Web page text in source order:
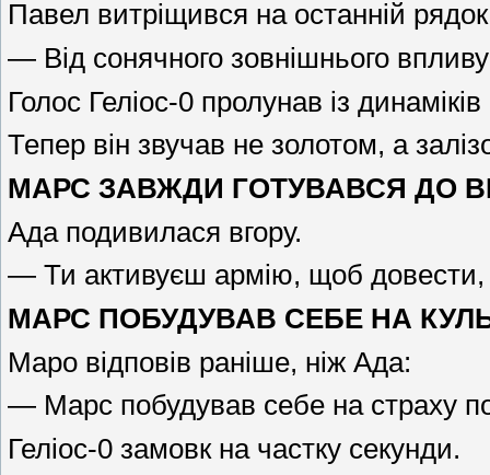
Павел витріщився на останній
— Від сонячного зовнішнього
Голос Геліос-0 пролунав із
Тепер він звучав не золотом, а
МАРС ЗАВЖДИ ГОТУВАВСЯ ДО
Ада подивилася вгору.
— Ти активуєш армію, щоб
МАРС ПОБУДУВАВ СЕБЕ НА
Маро відповів раніше, ніж Ада:
— Марс побудував себе на страху
Геліос-0 замовк на частку секунди.